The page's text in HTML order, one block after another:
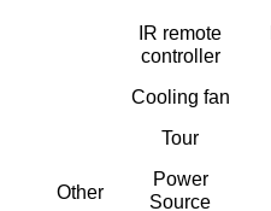
Other
IR remote
controller
Cooling fan
Tour
Power
Source